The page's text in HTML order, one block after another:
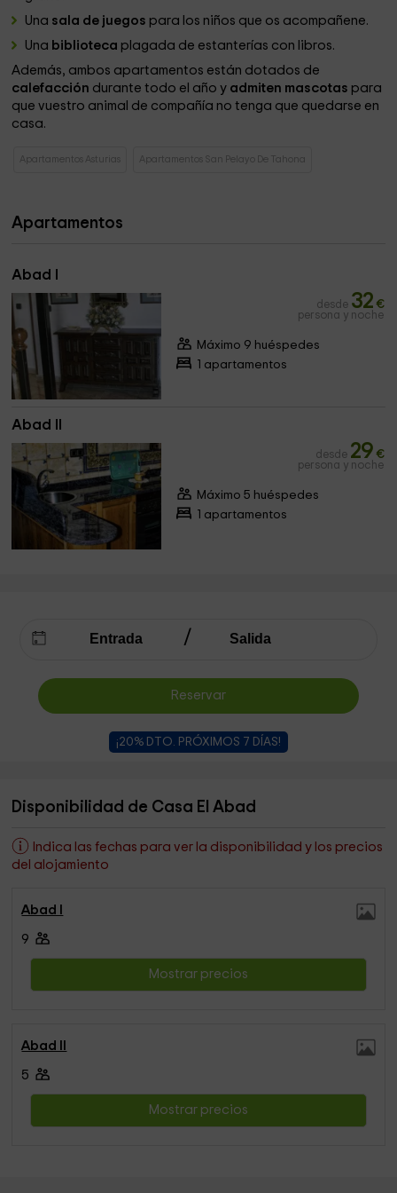
Una sala de juegos para los niños que os acompañene.
Una biblioteca plagada de estanterías con libros.
Además, ambos apartamentos están dotados de
calefacción durante todo el año y admiten mascotas para
que vuestro animal de compañía no tenga que quedarse en
casa.
Apartamentos Asturias Apartamentos San Pelayo De Tahona
Apartamentos
Abad I
desde 32 €
persona y noche
Máximo 9 huéspedes
1 apartamentos
Abad II
desde 29 €
persona y noche
Máximo 5 huéspedes
1 apartamentos
Reservar
¡20% DTO. PRÓXIMOS 7 DÍAS!
Disponibilidad de Casa El Abad
Indica las fechas para ver la disponibilidad y los precios
del alojamiento
Abad I
9
Mostrar precios
Abad II
5
Mostrar precios